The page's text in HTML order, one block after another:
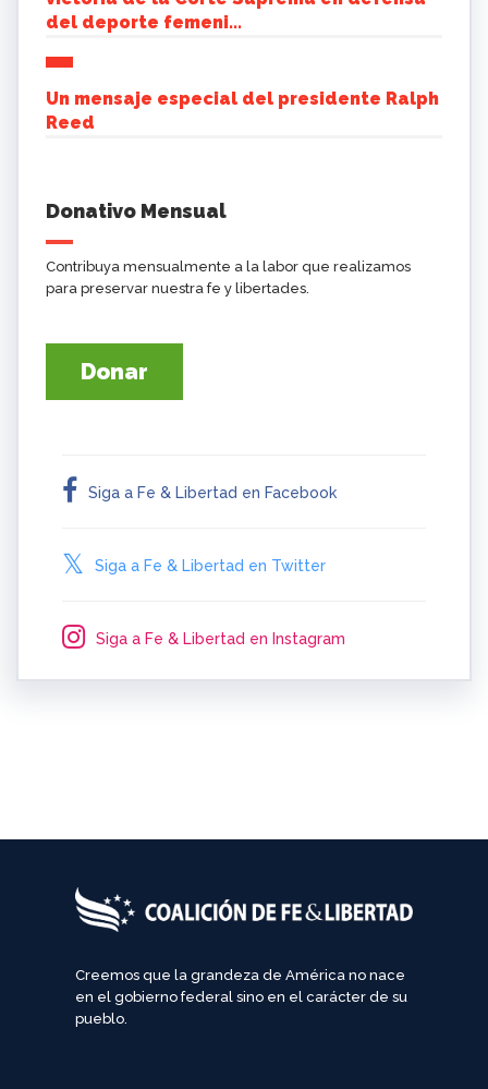
del deporte femeni...
Un mensaje especial del presidente Ralph
Reed
Donativo Mensual
Contribuya mensualmente a la labor que realizamos
para preservar nuestra fe y libertades.
Donar
Siga a Fe & Libertad en Facebook
Siga a Fe & Libertad en Twitter
Siga a Fe & Libertad en Instagram
Creemos que la grandeza de América no nace
en el gobierno federal sino en el carácter de su
pueblo.